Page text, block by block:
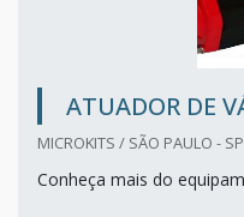
ATUADOR DE
MICROKITS / SÃO PAULO - SP
Conheça mais do